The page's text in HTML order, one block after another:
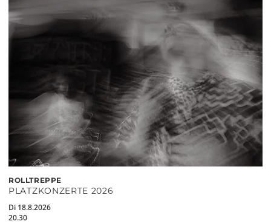
ROLLTREPPE
PLATZKONZERTE 2026
Di 18.8.2026
20.30